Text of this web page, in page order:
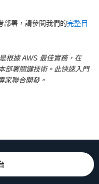
部署，請參閱我們的完整目
根據 AWS 最佳實務，在
部署關鍵技術。此快速入門
家聯合開發。